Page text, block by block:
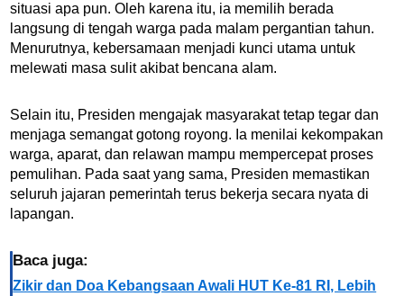
situasi apa pun. Oleh karena itu, ia memilih berada
langsung di tengah warga pada malam pergantian tahun.
Menurutnya, kebersamaan menjadi kunci utama untuk
melewati masa sulit akibat bencana alam.
Selain itu, Presiden mengajak masyarakat tetap tegar dan
menjaga semangat gotong royong. Ia menilai kekompakan
warga, aparat, dan relawan mampu mempercepat proses
pemulihan. Pada saat yang sama, Presiden memastikan
seluruh jajaran pemerintah terus bekerja secara nyata di
lapangan.
Baca juga:
Zikir dan Doa Kebangsaan Awali HUT Ke-81 RI, Lebih